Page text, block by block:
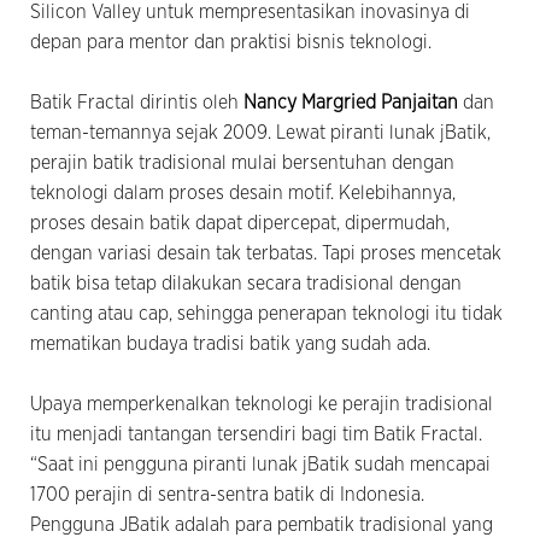
Silicon Valley untuk mempresentasikan inovasinya di
depan para mentor dan praktisi bisnis teknologi.
Batik Fractal dirintis oleh Nancy Margried Panjaitan dan
teman-temannya sejak 2009. Lewat piranti lunak jBatik,
perajin batik tradisional mulai bersentuhan dengan
teknologi dalam proses desain motif. Kelebihannya,
proses desain batik dapat dipercepat, dipermudah,
dengan variasi desain tak terbatas. Tapi proses mencetak
batik bisa tetap dilakukan secara tradisional dengan
canting atau cap, sehingga penerapan teknologi itu tidak
mematikan budaya tradisi batik yang sudah ada.
Upaya memperkenalkan teknologi ke perajin tradisional
itu menjadi tantangan tersendiri bagi tim Batik Fractal.
“Saat ini pengguna piranti lunak jBatik sudah mencapai
1700 perajin di sentra-sentra batik di Indonesia.
Pengguna JBatik adalah para pembatik tradisional yang